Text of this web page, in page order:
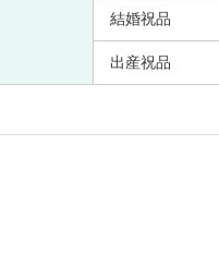
結婚祝品
出産祝品